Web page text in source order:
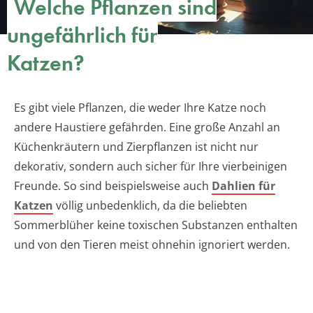
Welche Pflanzen sind
ungefährlich für
Katzen?
Es gibt viele Pflanzen, die weder Ihre Katze noch
andere Haustiere gefährden. Eine große Anzahl an
Küchenkräutern und Zierpflanzen ist nicht nur
dekorativ, sondern auch sicher für Ihre vierbeinigen
Freunde. So sind beispielsweise auch Dahlien für
Katzen völlig unbedenklich, da die beliebten
Sommerblüher keine toxischen Substanzen enthalten
und von den Tieren meist ohnehin ignoriert werden.